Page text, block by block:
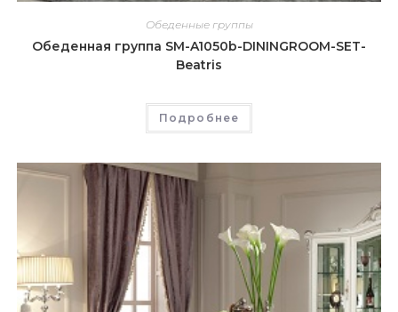
Обеденные группы
Обеденная группа SM-A1050b-DININGROOM-SET-
Beatris
Подробнее